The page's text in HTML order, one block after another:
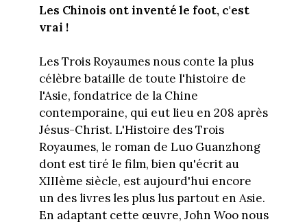
Les Chinois ont inventé le foot, c'est
vrai !
Les Trois Royaumes nous conte la plus
célèbre bataille de toute l'histoire de
l'Asie, fondatrice de la Chine
contemporaine, qui eut lieu en 208 après
Jésus-Christ. L'Histoire des Trois
Royaumes, le roman de Luo Guanzhong
dont est tiré le film, bien qu'écrit au
XIIIème siècle, est aujourd'hui encore
un des livres les plus lus partout en Asie.
En adaptant cette œuvre, John Woo nous